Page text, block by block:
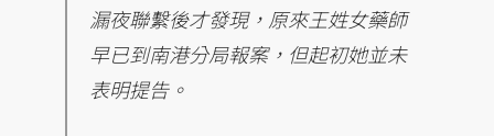
漏夜聯繫後才發現，原來王姓女藥師
早已到南港分局報案，但起初她並未
表明提告。